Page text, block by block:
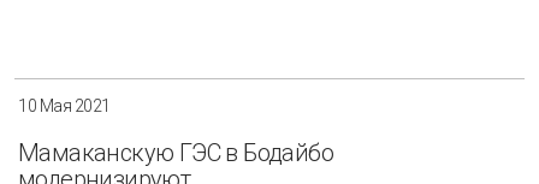
10 Мая 2021
Мамаканскую ГЭС в Бодайбо